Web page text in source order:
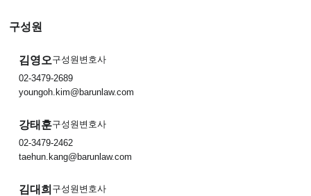
구성원
김영오 구성원변호사
02-3479-2689
youngoh.kim@barunlaw.com
강태훈구성원변호사
02-3479-2462
taehun.kang@barunlaw.com
김대희 구성원변호사